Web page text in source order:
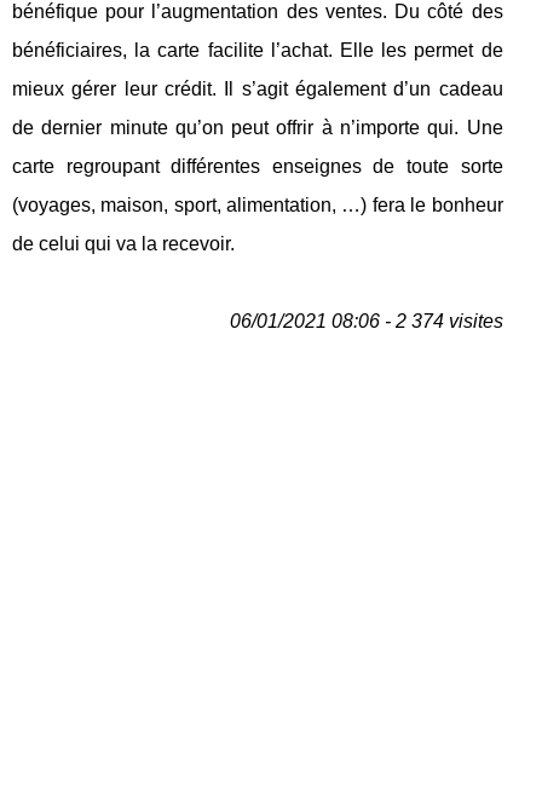
bénéfique pour l’augmentation des ventes. Du côté des
bénéficiaires, la carte facilite l’achat. Elle les permet de
mieux gérer leur crédit. Il s’agit également d’un cadeau
de dernier minute qu’on peut offrir à n’importe qui. Une
carte regroupant différentes enseignes de toute sorte
(voyages, maison, sport, alimentation, …) fera le bonheur
de celui qui va la recevoir.
06/01/2021 08:06 - 2 374 visites